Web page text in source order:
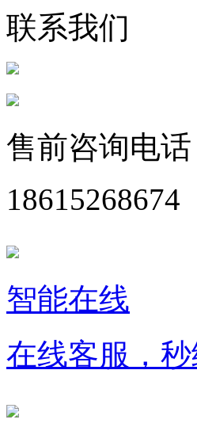
联系我们
售前咨询电话
18615268674
智能在线
在线客服，